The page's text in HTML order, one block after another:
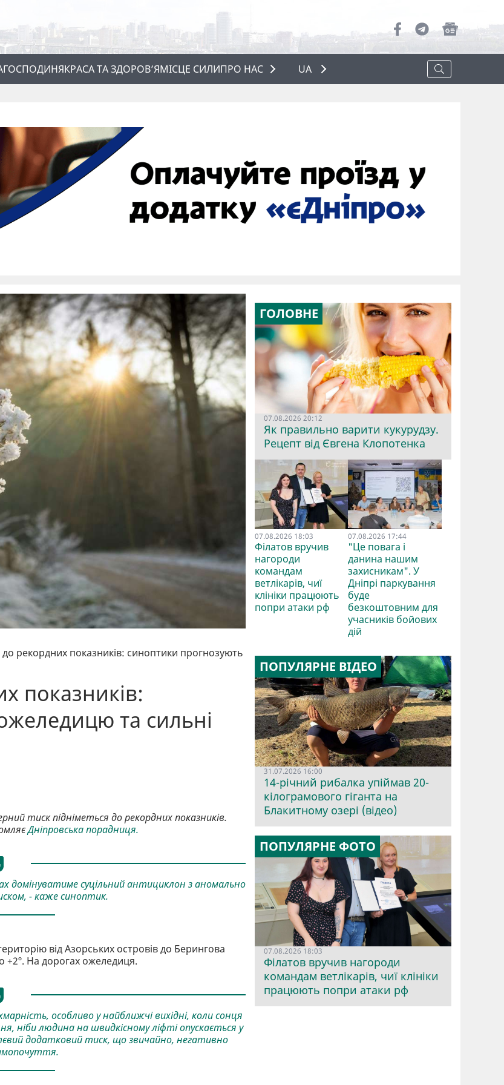
ГОСПОДИНЯКРАСА ТА ЗДОРОВ’ЯМІСЦЕ СИЛИПРО НАС
ПРО НАС
UA
до рекордних показників: синоптики прогнозують
показників:
та сильні
тиск підніметься до рекордних показників.
Дніпровська порадниця.
суцільний антициклон з аномально
- каже синоптик.
від Азорських островів до Берингова
+2º. На дорогах ожеледиця.
особливо у найближчі вихідні, коли сонця
ніби людина на швидкісному ліфті опускається у
додатковий тиск, що звичайно, негативно
ГОЛОВНЕ
07.08.2026 20:12
Як правильно варити кукурудзу.
Рецепт від Євгена Клопотенка
07.08.2026 18:03
Філатов вручив
нагороди
командам
ветлікарів, чиї
клініки працюють
попри атаки рф
07.08.2026 17:44
"Це повага і
данина нашим
захисникам". У
Дніпрі паркування
буде
безкоштовним для
учасників бойових
дій
ПОПУЛЯРНЕ ВІДЕО
31.07.2026 16:00
14-річний рибалка упіймав 20-
кілограмового гіганта на
Блакитному озері (відео)
ПОПУЛЯРНЕ ФОТО
07.08.2026 18:03
Філатов вручив нагороди
командам ветлікарів, чиї клініки
працюють попри атаки рф